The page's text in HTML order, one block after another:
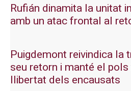
Rufián dinamita la unitat
amb un atac frontal al
Puigdemont reivindica la
seu retorn i manté el
llibertat dels encausats